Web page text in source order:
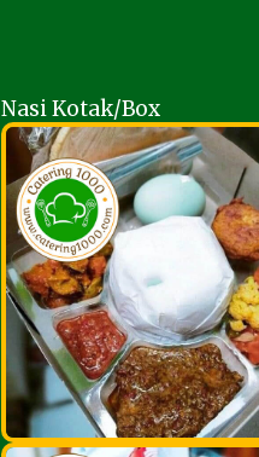
Nasi Kotak/Box